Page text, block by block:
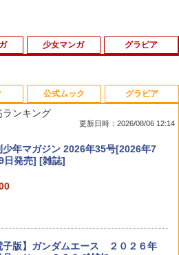
バリバリバース 1 金のバリバコイン
き特装版 （コロコロコミックス）
戦士ガンダムMSV-Rジョニー・ライ
の帰還 19 （角川コミックス・エー
[ Ark Performance ]
少女マンガ
ステラ（9） 【電子書籍】[ 餡蜜 ]
グラビア
典】GIANNA Plus #11 cover 池崎
＆木村柾哉(片観音ピンナップ)
)
ンキング
更新日時：2026/08/06 12:14
少年マガジン 2026年35号[2026年7
日発売] [雑誌]
子版】ガンダムエース ２０２６年
公式ムック グラビア